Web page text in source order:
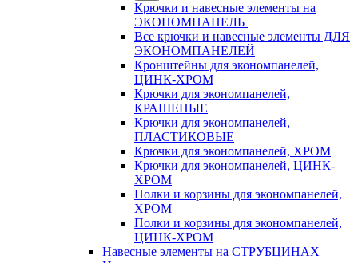
Крючки и навесные элементы на
ЭКОНОМПАНЕЛЬ
Все крючки и навесные элементы ДЛЯ
ЭКОНОМПАНЕЛЕЙ
Кронштейны для экономпанелей,
ЦИНК-ХРОМ
Крючки для экономпанелей,
КРАШЕНЫЕ
Крючки для экономпанелей,
ПЛАСТИКОВЫЕ
Крючки для экономпанелей, ХРОМ
Крючки для экономпанелей, ЦИНК-
ХРОМ
Полки и корзины для экономпанелей,
ХРОМ
Полки и корзины для экономпанелей,
ЦИНК-ХРОМ
Навесные элементы на СТРУБЦИНАХ